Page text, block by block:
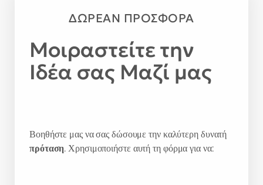
ΔΩΡΕΑΝ ΠΡΟΣΦΟΡΑ
Μοιραστείτε την
Ιδέα σας Μαζί μας
Βοηθήστε μας να σας δώσουμε την καλύτερη δυνατή
πρόταση. Χρησιμοποιήστε αυτή τη φόρμα για να: